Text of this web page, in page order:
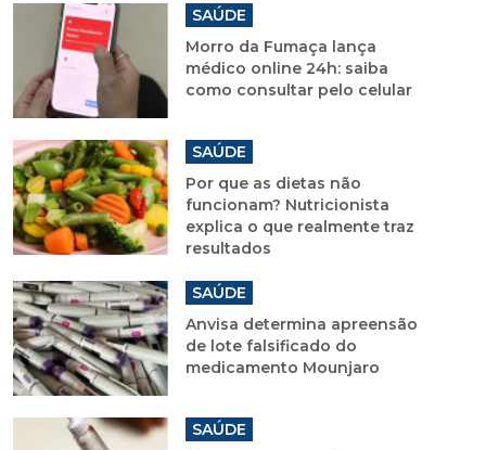
SAÚDE
Morro da Fumaça lança
médico online 24h: saiba
como consultar pelo celular
SAÚDE
Por que as dietas não
funcionam? Nutricionista
explica o que realmente traz
resultados
SAÚDE
Anvisa determina apreensão
de lote falsificado do
medicamento Mounjaro
SAÚDE